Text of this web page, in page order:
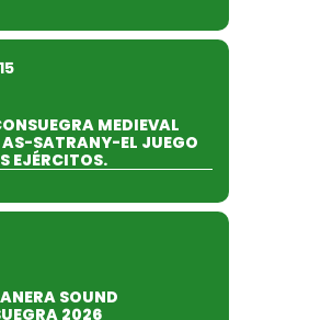
15
MEDIEVAL
SATRANY-EL JUEGO
EJÉRCITOS.
SOUND
2026